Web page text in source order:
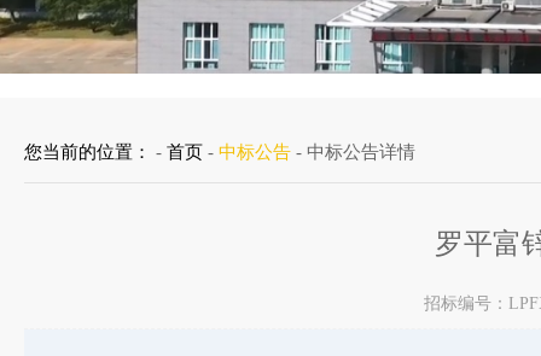
您当前的位置： - 首页 - 中标公告 - 中标公告详情
罗平富
招标编号：